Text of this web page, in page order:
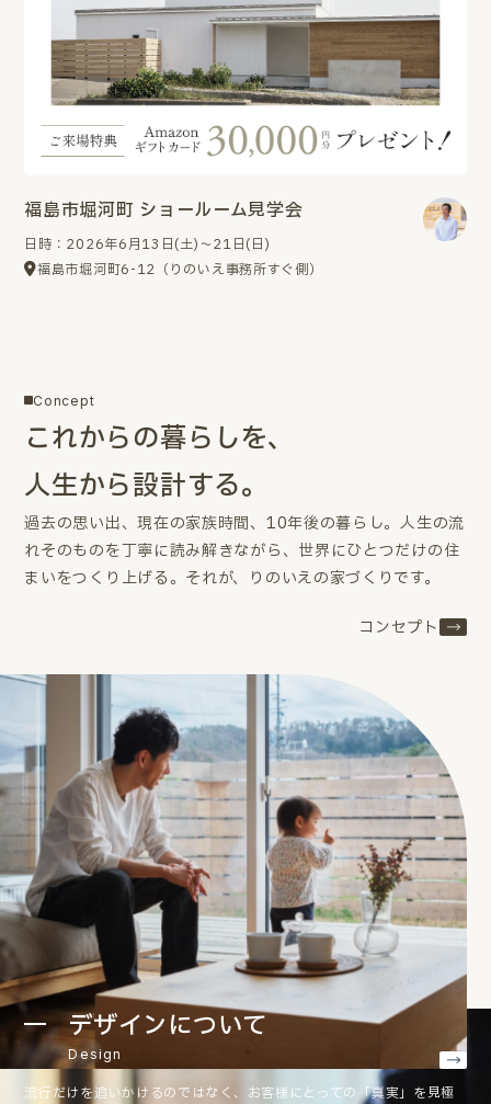
福島市堀河町 ショールーム見学会
日時：2026年6月13日(土)～21日(日)
福島市堀河町6-12（りのいえ事務所すぐ側）
Concept
これからの暮らしを、
人生から設計する。
過去の思い出、現在の家族時間、10年後の暮らし。人生の流
れそのものを丁寧に読み解きながら、世界にひとつだけの住
まいをつくり上げる。 それが、りのいえの家づくりです。
コンセプト
デザインについて
Design
流行だけを追いかけるのではなく、お客様にとっての「真実」を見極